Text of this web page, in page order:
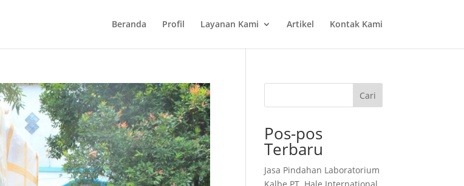
Beranda Profil Layanan Kami Artikel Kontak Kami
Cari
Pos-pos
Terbaru
Jasa Pindahan Laboratorium